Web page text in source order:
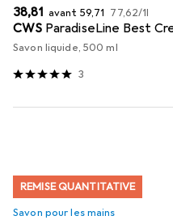
EUR
38,81 avant EUR
59,71 EUR
77,62/1l
CWS ParadiseLine Best
Savon liquide, 500 ml
3
REMISE QUANTITATIVE
Savon pour les mains